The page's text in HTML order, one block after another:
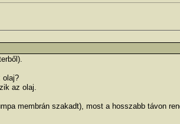
olaj?
az olaj.
membrán szakadt), most a hosszabb távon